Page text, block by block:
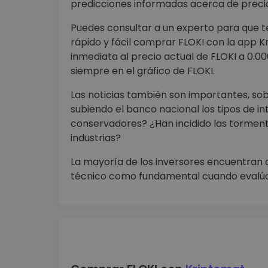
predicciones informadas acerca de
Puedes consultar a un experto para que
rápido y fácil comprar FLOKI con la app
inmediata al precio actual de FLOKI a
siempre en el gráfico de FLOKI.
Las noticias también son importantes,
subiendo el banco nacional los tipos de
conservadores? ¿Han incidido las
industrias?
La mayoría de los inversores
técnico como fundamental cuando